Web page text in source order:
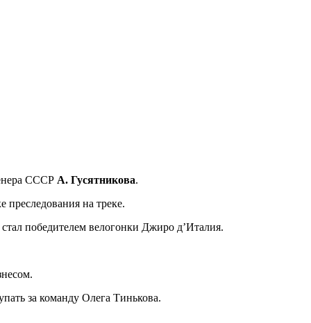
СССР А. Гусятникова.
на треке.
победителем велогонки Джиро д’Италия.
за команду Олега Тинькова.